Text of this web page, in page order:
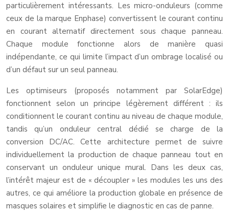
particulièrement intéressants. Les micro-onduleurs (comme
ceux de la marque Enphase) convertissent le courant continu
en courant alternatif directement sous chaque panneau.
Chaque module fonctionne alors de manière quasi
indépendante, ce qui limite l’impact d’un ombrage localisé ou
d’un défaut sur un seul panneau.
Les optimiseurs (proposés notamment par SolarEdge)
fonctionnent selon un principe légèrement différent : ils
conditionnent le courant continu au niveau de chaque module,
tandis qu’un onduleur central dédié se charge de la
conversion DC/AC. Cette architecture permet de suivre
individuellement la production de chaque panneau tout en
conservant un onduleur unique mural. Dans les deux cas,
l’intérêt majeur est de « découpler » les modules les uns des
autres, ce qui améliore la production globale en présence de
masques solaires et simplifie le diagnostic en cas de panne.